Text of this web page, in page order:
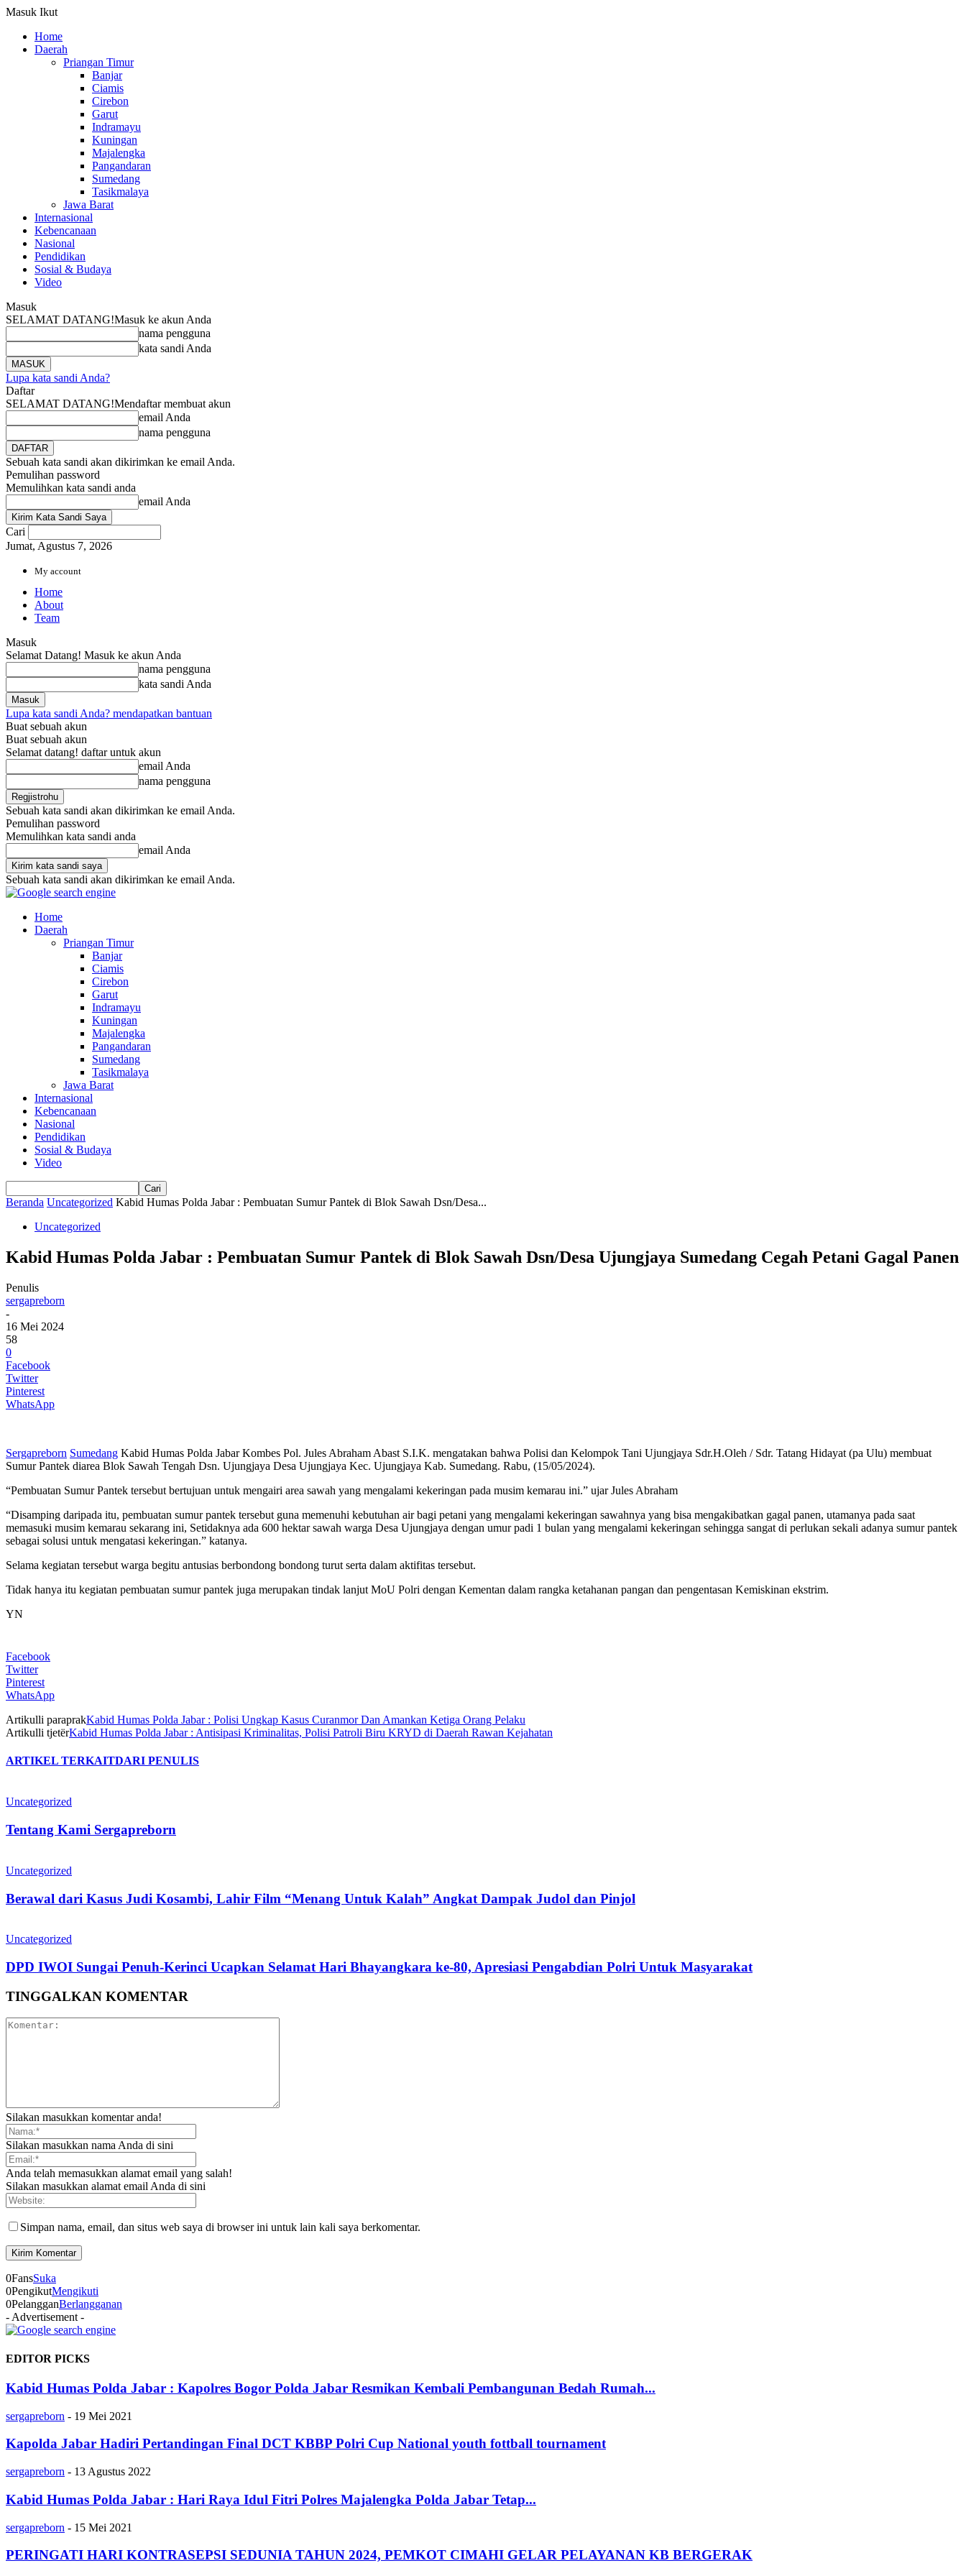
Masuk Ikut
Home
Daerah
Priangan Timur
Banjar
Ciamis
Cirebon
Garut
Indramayu
Kuningan
Majalengka
Pangandaran
Sumedang
Tasikmalaya
Jawa Barat
Internasional
Kebencanaan
Nasional
Pendidikan
Sosial & Budaya
Video
Masuk
SELAMAT DATANG!Masuk ke akun Anda
nama pengguna
kata sandi Anda
Lupa kata sandi Anda?
Daftar
SELAMAT DATANG!Mendaftar membuat akun
email Anda
nama pengguna
Sebuah kata sandi akan dikirimkan ke email Anda.
Pemulihan password
Memulihkan kata sandi anda
email Anda
Cari
Jumat, Agustus 7, 2026
My account
Home
About
Team
Masuk
Selamat Datang! Masuk ke akun Anda
nama pengguna
kata sandi Anda
Lupa kata sandi Anda? mendapatkan bantuan
Buat sebuah akun
Buat sebuah akun
Selamat datang! daftar untuk akun
email Anda
nama pengguna
Sebuah kata sandi akan dikirimkan ke email Anda.
Pemulihan password
Memulihkan kata sandi anda
email Anda
Sebuah kata sandi akan dikirimkan ke email Anda.
Home
Daerah
Priangan Timur
Banjar
Ciamis
Cirebon
Garut
Indramayu
Kuningan
Majalengka
Pangandaran
Sumedang
Tasikmalaya
Jawa Barat
Internasional
Kebencanaan
Nasional
Pendidikan
Sosial & Budaya
Video
Beranda Uncategorized Kabid Humas Polda Jabar : Pembuatan Sumur Pantek di Blok Sawah Dsn/Desa...
Uncategorized
Kabid Humas Polda Jabar : Pembuatan Sumur Pantek di Blok Sawah Dsn/Desa Ujungjaya Sumedang Cegah Petani Gagal Panen
Penulis
sergapreborn
-
16 Mei 2024
58
0
Facebook
Twitter
Pinterest
WhatsApp
Sergapreborn Sumedang Kabid Humas Polda Jabar Kombes Pol. Jules Abraham Abast S.I.K. mengatakan bahwa Polisi dan Kelompok Tani Ujungjaya Sdr.H.Oleh / Sdr. Tatang Hidayat (pa Ulu) membuat
Sumur Pantek diarea Blok Sawah Tengah Dsn. Ujungjaya Desa Ujungjaya Kec. Ujungjaya Kab. Sumedang. Rabu, (15/05/2024).
“Pembuatan Sumur Pantek tersebut bertujuan untuk mengairi area sawah yang mengalami kekeringan pada musim kemarau ini.” ujar Jules Abraham
“Disamping daripada itu, pembuatan sumur pantek tersebut guna memenuhi kebutuhan air bagi petani yang mengalami kekeringan sawahnya yang bisa mengakibatkan gagal panen, utamanya pada saat
memasuki musim kemarau sekarang ini, Setidaknya ada 600 hektar sawah warga Desa Ujungjaya dengan umur padi 1 bulan yang mengalami kekeringan sehingga sangat di perlukan sekali adanya sumur pantek
sebagai solusi untuk mengatasi kekeringan.” katanya.
Selama kegiatan tersebut warga begitu antusias berbondong bondong turut serta dalam aktifitas tersebut.
Tidak hanya itu kegiatan pembuatan sumur pantek juga merupakan tindak lanjut MoU Polri dengan Kementan dalam rangka ketahanan pangan dan pengentasan Kemiskinan ekstrim.
YN
Facebook
Twitter
Pinterest
WhatsApp
Artikulli paraprakKabid Humas Polda Jabar : Polisi Ungkap Kasus Curanmor Dan Amankan Ketiga Orang Pelaku
Artikulli tjetërKabid Humas Polda Jabar : Antisipasi Kriminalitas, Polisi Patroli Biru KRYD di Daerah Rawan Kejahatan
ARTIKEL TERKAITDARI PENULIS
Uncategorized
Tentang Kami Sergapreborn
Uncategorized
Berawal dari Kasus Judi Kosambi, Lahir Film “Menang Untuk Kalah” Angkat Dampak Judol dan Pinjol
Uncategorized
DPD IWOI Sungai Penuh-Kerinci Ucapkan Selamat Hari Bhayangkara ke-80, Apresiasi Pengabdian Polri Untuk Masyarakat
TINGGALKAN KOMENTAR
Silakan masukkan komentar anda!
Silakan masukkan nama Anda di sini
Anda telah memasukkan alamat email yang salah!
Silakan masukkan alamat email Anda di sini
Simpan nama, email, dan situs web saya di browser ini untuk lain kali saya berkomentar.
0FansSuka
0PengikutMengikuti
0PelangganBerlangganan
- Advertisement -
EDITOR PICKS
Kabid Humas Polda Jabar : Kapolres Bogor Polda Jabar Resmikan Kembali Pembangunan Bedah Rumah...
sergapreborn - 19 Mei 2021
Kapolda Jabar Hadiri Pertandingan Final DCT KBBP Polri Cup National youth fottball tournament
sergapreborn - 13 Agustus 2022
Kabid Humas Polda Jabar : Hari Raya Idul Fitri Polres Majalengka Polda Jabar Tetap...
sergapreborn - 15 Mei 2021
PERINGATI HARI KONTRASEPSI SEDUNIA TAHUN 2024, PEMKOT CIMAHI GELAR PELAYANAN KB BERGERAK